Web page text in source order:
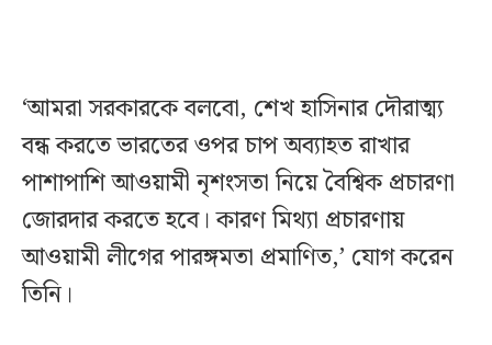
‘আমরা সরকারকে বলবো, শেখ হাসিনার দৌরাত্ম্য
বন্ধ করতে ভারতের ওপর চাপ অব্যাহত রাখার
পাশাপাশি আওয়ামী নৃশংসতা নিয়ে বৈশ্বিক প্রচারণা
জোরদার করতে হবে। কারণ মিথ্যা প্রচারণায়
আওয়ামী লীগের পারঙ্গমতা প্রমাণিত,’ যোগ করেন
তিনি।